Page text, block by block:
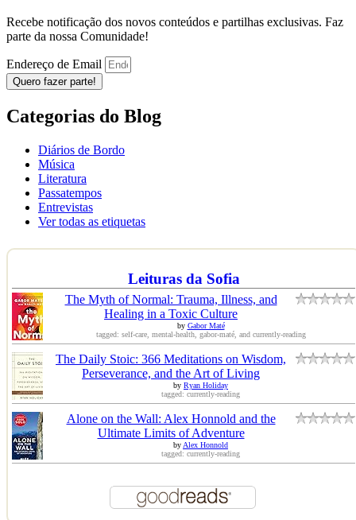
Recebe notificação dos novos conteúdos e partilhas exclusivas. Faz
parte da nossa Comunidade!
Endereço de Email
Quero fazer parte!
Categorias do Blog
Diários de Bordo
Música
Literatura
Passatempos
Entrevistas
Ver todas as etiquetas
Leituras da Sofia
The Myth of Normal: Trauma, Illness, and
Healing in a Toxic Culture
by Gabor Maté
tagged: self-care, mental-health, gabor-maté, and currently-reading
The Daily Stoic: 366 Meditations on Wisdom,
Perseverance, and the Art of Living
by Ryan Holiday
tagged: currently-reading
Alone on the Wall: Alex Honnold and the
Ultimate Limits of Adventure
by Alex Honnold
tagged: currently-reading